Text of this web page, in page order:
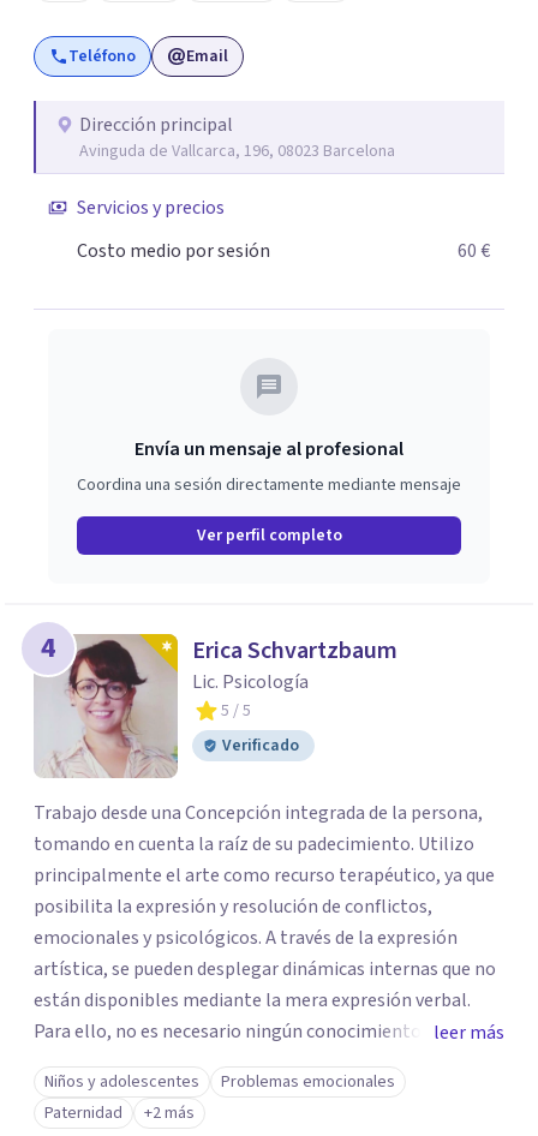
Teléfono Email
Dirección principal
Avinguda de Vallcarca, 196, 08023 Barcelona
Servicios y precios
Costo medio por sesión
60 €
Envía un mensaje al profesional
Coordina una sesión directamente mediante mensaje
Ver perfil completo
4 Erica Schvartzbaum
Lic. Psicología
5 / 5
Verificado
Trabajo desde una Concepción integrada de la persona,
tomando en cuenta la raíz de su padecimiento. Utilizo
principalmente el arte como recurso terapéutico, ya que
posibilita la expresión y resolución de conflictos,
emocionales y psicológicos. A través de la expresión
artística, se pueden desplegar dinámicas internas que no
están disponibles mediante la mera expresión verbal.
Para ello, no es necesario ningún conocimiento ni
capacidad artística previa, ya que la riqueza está en el
proceso creativo, y no en el resultado estético. A través
del proceso creativo, y de la posterior elaboración de lo
leer más
Niños y adolescentes
Problemas emocionales
Paternidad
+2 más